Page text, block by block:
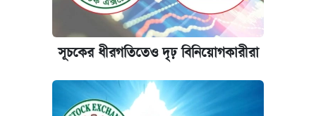
সূচকের ধীরগতিতেও দৃঢ় বিনিয়োগকারীরা